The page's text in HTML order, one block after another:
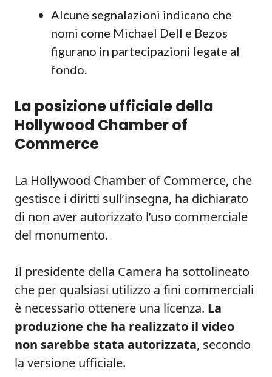
Alcune segnalazioni indicano che
nomi come Michael Dell e Bezos
figurano in partecipazioni legate al
fondo.
La posizione ufficiale della
Hollywood Chamber of
Commerce
La Hollywood Chamber of Commerce, che
gestisce i diritti sull’insegna, ha dichiarato
di non aver autorizzato l’uso commerciale
del monumento.
Il presidente della Camera ha sottolineato
che per qualsiasi utilizzo a fini commerciali
è necessario ottenere una licenza. La
produzione che ha realizzato il video
non sarebbe stata autorizzata, secondo
la versione ufficiale.